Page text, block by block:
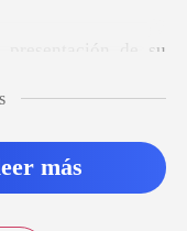
presentación de su
más